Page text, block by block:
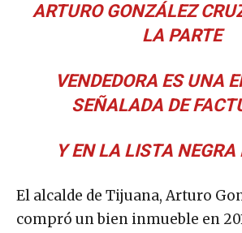
ARTURO GONZÁLEZ
LA PARTE
VENDEDORA ES UNA
SEÑALADA DE
Y EN LA LISTA NEGRA
El alcalde de Tijuana, Arturo
compró un bien inmueble en